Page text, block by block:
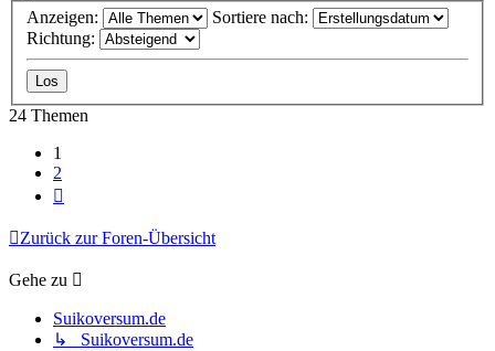
Anzeigen:
Sortiere nach:
Richtung:
24 Themen
1
2
Zurück zur Foren-Übersicht
Gehe zu
Suikoversum.de
↳ Suikoversum.de